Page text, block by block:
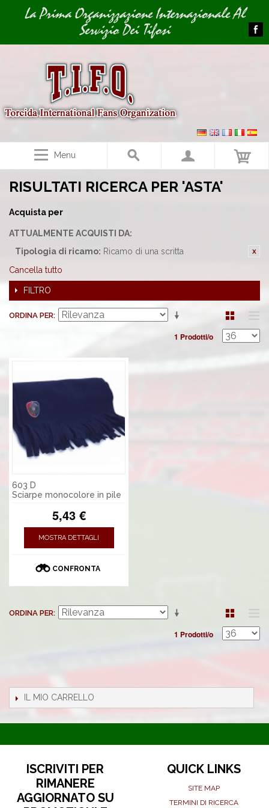
Image 01La Prima Organizzazione Internazionale Al
Servizio Dei Tifosi
Menu
RISULTATI RICERCA PER 'ASTA'
Acquista per
ATTUALMENTE ACQUISTI DA:
Tipologia di ricamo: Ricamo di una scritta
Cancella tutto
FILTRO
ORDINA PER
1 Prodotti/o
603 D
Sciarpe monocolore in pile
5,43 €
MOSTRA DETTAGLI
CONFRONTA
ORDINA PER
1 Prodotti/o
IL MIO CARRELLO
ISCRIVITI PER
RIMANERE
AGGIORNATO SU
QUICK LINKS
SITE MAP
TERMINI DI RICERCA